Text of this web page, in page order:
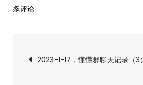
条评论
文
2023-1-17，懂懂群聊天记录（3）